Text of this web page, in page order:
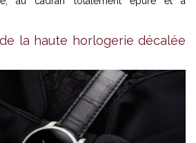
la haute horlogerie décalée